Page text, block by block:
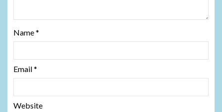
Name*
Email*
Website